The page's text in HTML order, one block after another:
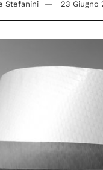
Stefanini 23 Giugno